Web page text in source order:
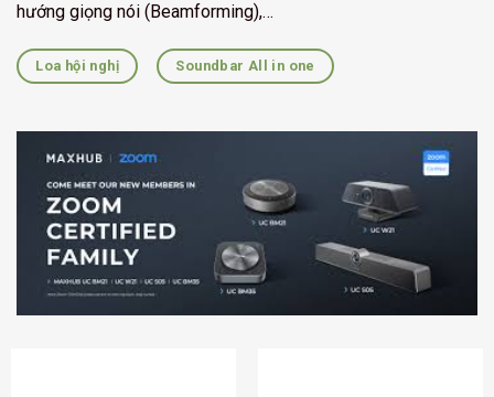
hướng giọng nói (Beamforming),…
Loa hội nghị Soundbar All in one